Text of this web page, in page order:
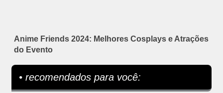
Anime Friends 2024: Melhores Cosplays e Atrações
do Evento
• recomendados para você: